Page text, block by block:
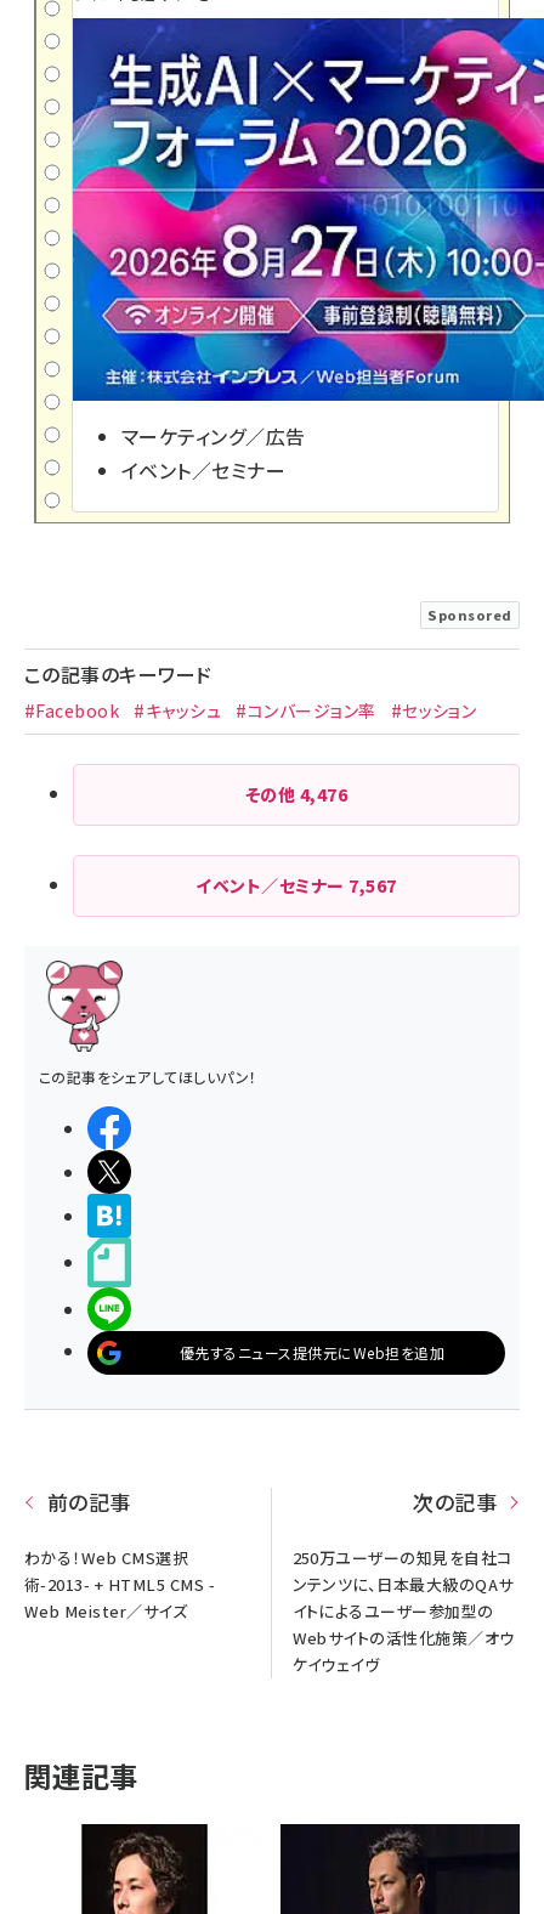
マーケティング／広告
イベント／セミナー
Sponsored
この記事のキーワード
#Facebook #キャッシュ #コンバージョン率 #セッション
その他 4,476
イベント／セミナー 7,567
この記事をシェアしてほしいパン！
優先するニュース提供元にWeb担を追加
前の記事
わかる！Web CMS選択
術-2013- + HTML5 CMS -
Web Meister／サイズ
次の記事
250万ユーザーの知見を自社コ
ンテンツに、日本最大級のQAサ
イトによるユーザー参加型の
Webサイトの活性化施策／オウ
ケイウェイヴ
関連記事